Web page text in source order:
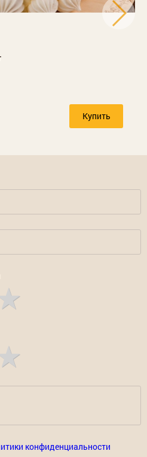
Купить
конфиденциальности